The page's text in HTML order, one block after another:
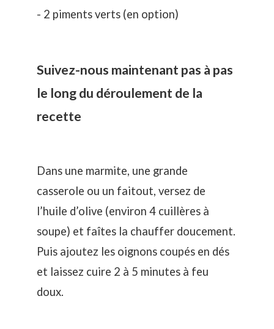
- 2 piments verts (en option)
Suivez-nous maintenant pas à pas
le long du déroulement de la
recette
Dans une marmite, une grande
casserole ou un faitout, versez de
l’huile d’olive (environ 4 cuillères à
soupe) et faîtes la chauffer doucement.
Puis ajoutez les oignons coupés en dés
et laissez cuire 2 à 5 minutes à feu
doux.